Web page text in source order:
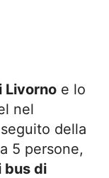
Livorno e lo
nel
della
5 persone,
bus di